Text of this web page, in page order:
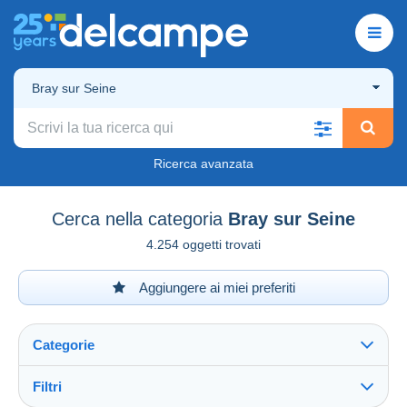
Bray sur Seine
Ricerca avanzata
Cerca nella categoria Bray sur Seine
4.254 oggetti trovati
Aggiungere ai miei preferiti
Categorie
Filtri